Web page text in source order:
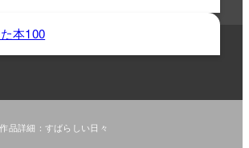
本100
作品詳細：すばらしい日々